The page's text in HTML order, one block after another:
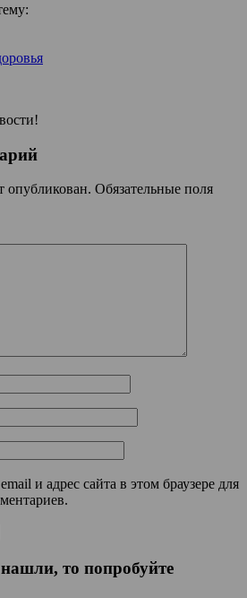
опубликован. Обязательные поля
и адрес сайта в этом браузере для
то попробуйте